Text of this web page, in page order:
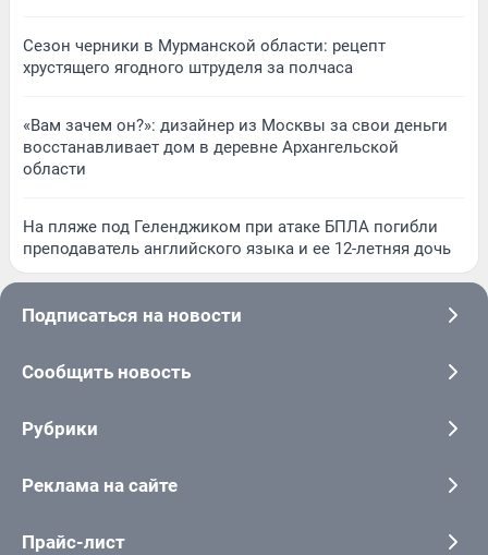
Сезон черники в Мурманской области: рецепт
хрустящего ягодного штруделя за полчаса
«Вам зачем он?»: дизайнер из Москвы за свои деньги
восстанавливает дом в деревне Архангельской
области
На пляже под Геленджиком при атаке БПЛА погибли
преподаватель английского языка и ее 12-летняя дочь
Подписаться на новости
Сообщить новость
Рубрики
Реклама на сайте
Прайс-лист